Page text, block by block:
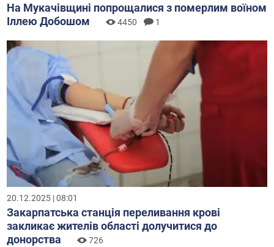
На Мукачівщині попрощалися з померлим воїном
Іллею Добошом
4450 1
20.12.2025 | 08:01
Закарпатська станція переливання крові
закликає жителів області долучитися до
донорства
726